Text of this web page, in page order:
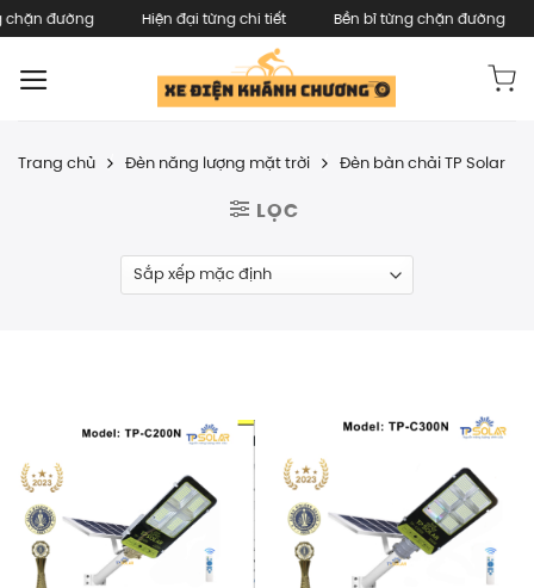
Skip
to
content
đường Hiện đại từng chi tiết Bền bỉ từng chặn đường
Trang chủ / Đèn năng lượng mặt trời / Đèn bàn chải TP Solar
LỌC